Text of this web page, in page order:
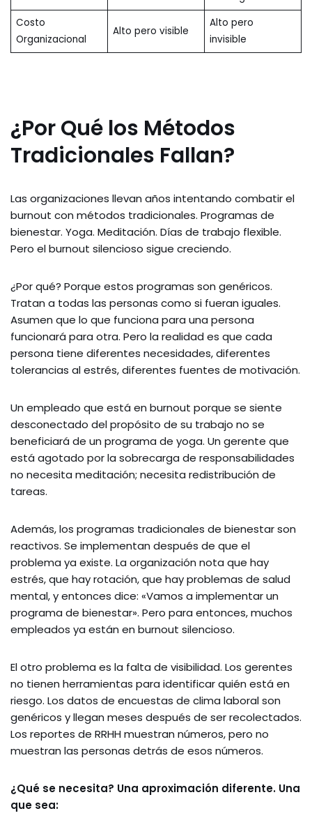
Costo
Organizacional
Alto pero visible
Alto pero
invisible
¿Por Qué los Métodos
Tradicionales Fallan?
Las organizaciones llevan años intentando combatir el
burnout con métodos tradicionales. Programas de
bienestar. Yoga. Meditación. Días de trabajo flexible.
Pero el burnout silencioso sigue creciendo.
¿Por qué? Porque estos programas son genéricos.
Tratan a todas las personas como si fueran iguales.
Asumen que lo que funciona para una persona
funcionará para otra. Pero la realidad es que cada
persona tiene diferentes necesidades, diferentes
tolerancias al estrés, diferentes fuentes de motivación.
Un empleado que está en burnout porque se siente
desconectado del propósito de su trabajo no se
beneficiará de un programa de yoga. Un gerente que
está agotado por la sobrecarga de responsabilidades
no necesita meditación; necesita redistribución de
tareas.
Además, los programas tradicionales de bienestar son
reactivos. Se implementan después de que el
problema ya existe. La organización nota que hay
estrés, que hay rotación, que hay problemas de salud
mental, y entonces dice: «Vamos a implementar un
programa de bienestar». Pero para entonces, muchos
empleados ya están en burnout silencioso.
El otro problema es la falta de visibilidad. Los gerentes
no tienen herramientas para identificar quién está en
riesgo. Los datos de encuestas de clima laboral son
genéricos y llegan meses después de ser recolectados.
Los reportes de RRHH muestran números, pero no
muestran las personas detrás de esos números.
¿Qué se necesita? Una aproximación diferente. Una
que sea: